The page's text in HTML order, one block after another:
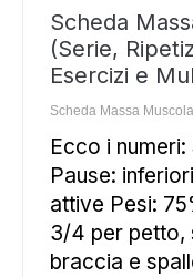
Scheda
(Serie,
Esercizi e
Scheda Massa
Ecco i
Pause:
attive Pesi:
3/4 per petto,
braccia e